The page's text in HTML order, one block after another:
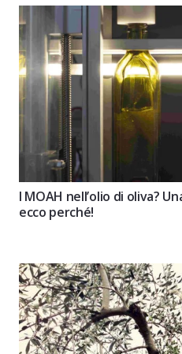
I MOAH nell’olio di oliva?
ecco perché!